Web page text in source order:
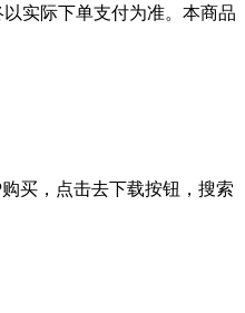
实际下单支付为准。本商品
买，点击去下载按钮，搜索